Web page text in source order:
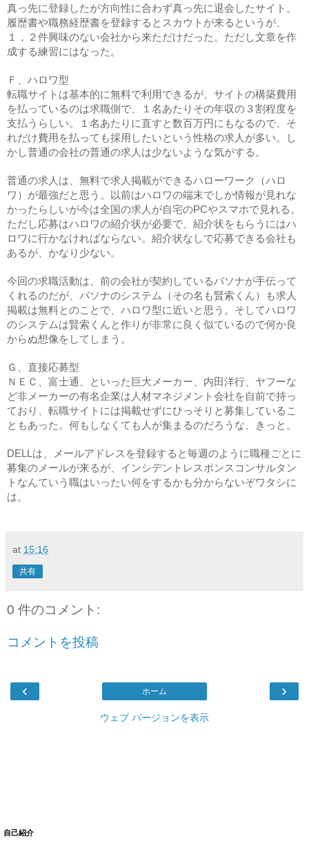
真っ先に登録したが方向性に合わず真っ先に退会したサイト。
履歴書や職務経歴書を登録するとスカウトが来るというが、
１，２件興味のない会社から来ただけだった。ただし文章を作
成する練習にはなった。
Ｆ、ハロワ型
転職サイトは基本的に無料で利用できるが、サイトの構築費用
を払っているのは求職側で、１名あたりその年収の３割程度を
支払うらしい。１名あたりに直すと数百万円にもなるので、そ
れだけ費用を払っても採用したいという性格の求人が多い。し
かし普通の会社の普通の求人は少ないような気がする。
普通の求人は、無料で求人掲載ができるハローワーク（ハロ
ワ）が最強だと思う。以前はハロワの端末でしか情報が見れな
かったらしいが今は全国の求人が自宅のPCやスマホで見れる。
ただし応募はハロワの紹介状が必要で、紹介状をもらうにはハ
ロワに行かなければならない。紹介状なしで応募できる会社も
あるが、かなり少ない。
今回の求職活動は、前の会社が契約しているパソナが手伝って
くれるのだが、パソナのシステム（その名も賢索くん）も求人
掲載は無料とのことで、ハロワ型に近いと思う。そしてハロワ
のシステムは賢索くんと作りが非常に良く似ているので何か良
からぬ想像をしてしまう。
Ｇ、直接応募型
ＮＥＣ、富士通、といった巨大メーカー、内田洋行、ヤフーな
ど非メーカーの有名企業は人材マネジメント会社を自前で持っ
ており、転職サイトには掲載せずにひっそりと募集しているこ
ともあった。何もしなくても人が集まるのだろうな、きっと。
DELLは、メールアドレスを登録すると毎週のように職種ごとに
募集のメールが来るが、インシデントレスポンスコンサルタン
トなんていう職はいったい何をするかも分からないぞワタシに
は。
at 15:16
共有
0 件のコメント:
コメントを投稿
‹ ›
ホーム
ウェブ バージョンを表示
自己紹介